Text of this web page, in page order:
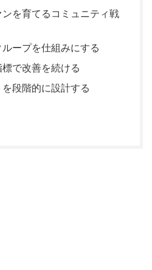
を育てるコミュニティ戦
ープを仕組みにする
で改善を続ける
段階的に設計する